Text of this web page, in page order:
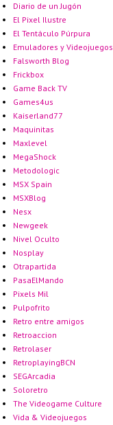
Diario de un Jugón
El Pixel Ilustre
El Tentáculo Púrpura
Emuladores y Videojuegos
Falsworth Blog
Frickbox
Game Back TV
Games4us
Kaiserland77
Maquinitas
Maxlevel
MegaShock
Metodologic
MSX Spain
MSXBlog
Nesx
Newgeek
Nivel Oculto
Nosplay
Otrapartida
PasaElMando
Pixels Mil
Pulpofrito
Retro entre amigos
Retroaccion
Retrolaser
RetroplayingBCN
SEGArcadia
Soloretro
The Videogame Culture
Vida & Videojuegos